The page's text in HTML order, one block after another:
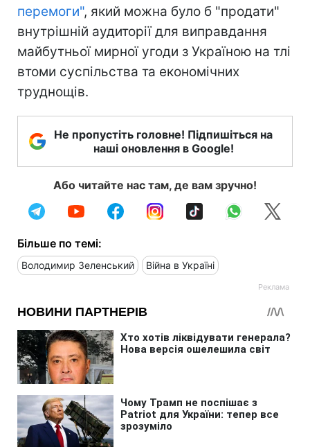
перемоги", який можна було б "продати"
внутрішній аудиторії для виправдання
майбутньої мирної угоди з Україною на тлі
втоми суспільства та економічних
труднощів.
Не пропустіть головне! Підпишіться на
наші оновлення в Google!
Або читайте нас там, де вам зручно!
Більше по темі:
Володимир Зеленський Війна в Україні